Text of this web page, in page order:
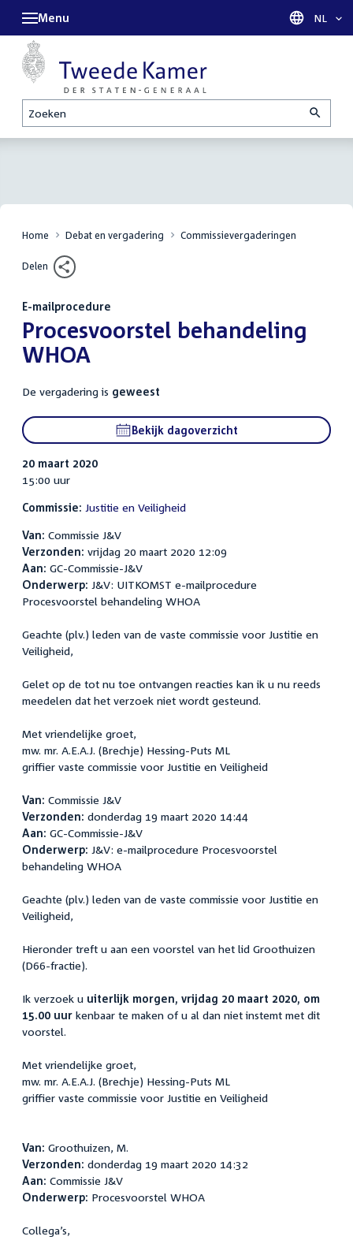
Zoeken
Menu Taal
NL
Home Debat en vergadering Commissievergaderingen
Delen
E-mailprocedure
:Procesvoorstel behandeling
WHOA
De vergadering is geweest
Bekijk dagoverzicht
20 maart 2020
15:00 uur
Commissie: Justitie en Veiligheid
Van: Commissie J&V
Verzonden: vrijdag 20 maart 2020 12:09
Aan: GC-Commissie-J&V
Onderwerp: J&V: UITKOMST e-mailprocedure
Procesvoorstel behandeling WHOA
Geachte (plv.) leden van de vaste commissie voor Justitie en
Veiligheid,
Gelet op de tot nu toe ontvangen reacties kan ik u nu reeds
meedelen dat het verzoek niet wordt gesteund.
Met vriendelijke groet,
mw. mr. A.E.A.J. (Brechje) Hessing-Puts ML
griffier vaste commissie voor Justitie en Veiligheid
Van: Commissie J&V
Verzonden: donderdag 19 maart 2020 14:44
Aan: GC-Commissie-J&V
Onderwerp: J&V: e-mailprocedure Procesvoorstel
behandeling WHOA
Geachte (plv.) leden van de vaste commissie voor Justitie en
Veiligheid,
Hieronder treft u aan een voorstel van het lid Groothuizen
(D66-fractie).
Ik verzoek u uiterlijk morgen, vrijdag 20 maart 2020, om
15.00 uur kenbaar te maken of u al dan niet instemt met dit
voorstel.
Met vriendelijke groet,
mw. mr. A.E.A.J. (Brechje) Hessing-Puts ML
griffier vaste commissie voor Justitie en Veiligheid
Van: Groothuizen, M.
Verzonden: donderdag 19 maart 2020 14:32
Aan: Commissie J&V
Onderwerp: Procesvoorstel WHOA
Collega’s,